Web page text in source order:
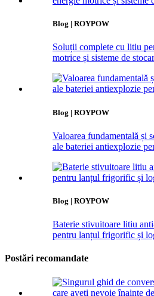
Blog | ROYPOW
Soluții complete cu litiu
motrice și sisteme de
Blog | ROYPOW
Valoarea fundamentală și
ale bateriei antiexplozie
Blog | ROYPOW
Baterie stivuitoare litiu
pentru lanțul frigorific și
Postări recomandate